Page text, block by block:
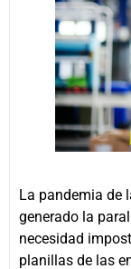
La pandemia de
generado la
necesidad
planillas de las